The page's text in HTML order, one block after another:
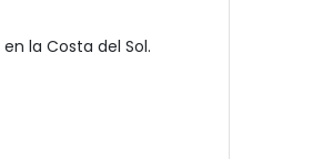
la Costa del Sol.